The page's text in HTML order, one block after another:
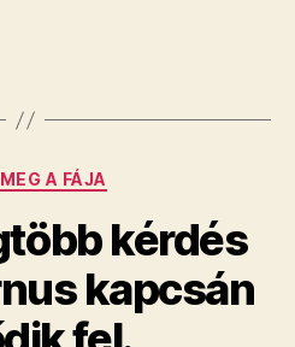
Kategóriák
A FÁJA
kérdés
kapcsán